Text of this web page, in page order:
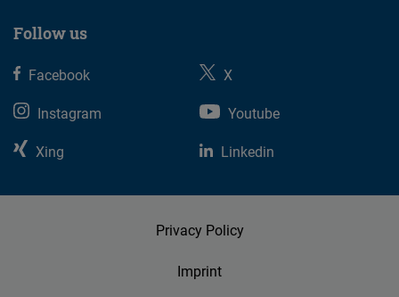
Follow us
Facebook
X
Instagram
Youtube
Xing
Linkedin
Privacy Policy
Imprint